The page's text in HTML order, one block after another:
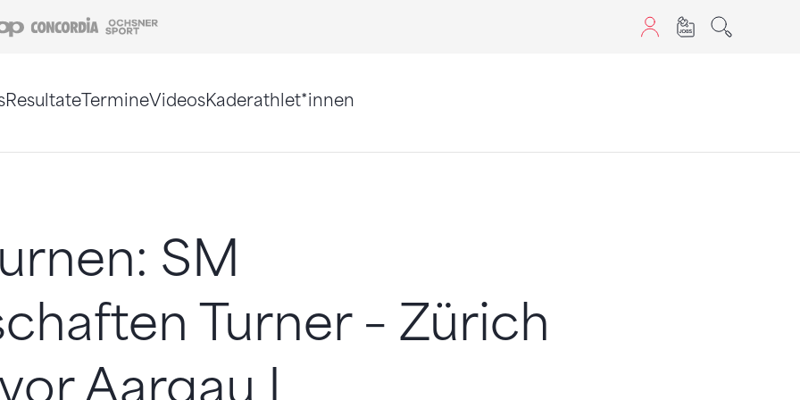
Coop Concordia
ResultateTermineVideosKaderathlet*innen
SM
Turner – Zürich
Aargau I